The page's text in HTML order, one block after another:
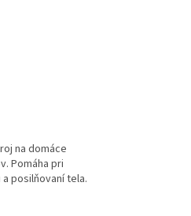
na domáce
Pomáha pri
posilňovaní tela.